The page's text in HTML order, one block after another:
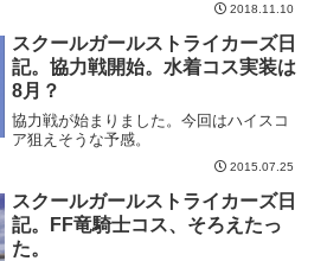
2018.11.10
スクールガールストライカーズ日
記。協力戦開始。水着コス実装は
8月？
協力戦が始まりました。今回はハイスコ
ア狙えそうな予感。
2015.07.25
スクールガールストライカーズ日
記。FF竜騎士コス、そろえたっ
た。